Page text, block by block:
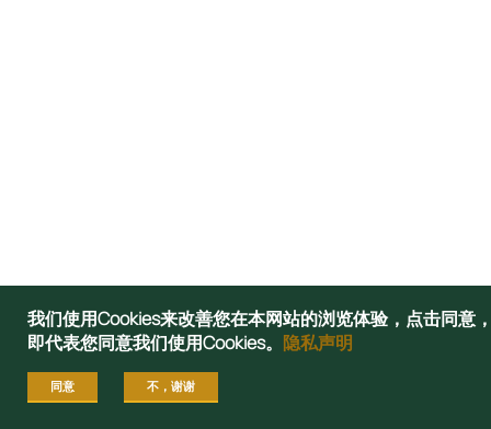
我们使用Cookies来改善您在本网站的浏览体验，点击同意
即代表您同意我们使用Cookies。 隐私声明
同意 不，谢谢